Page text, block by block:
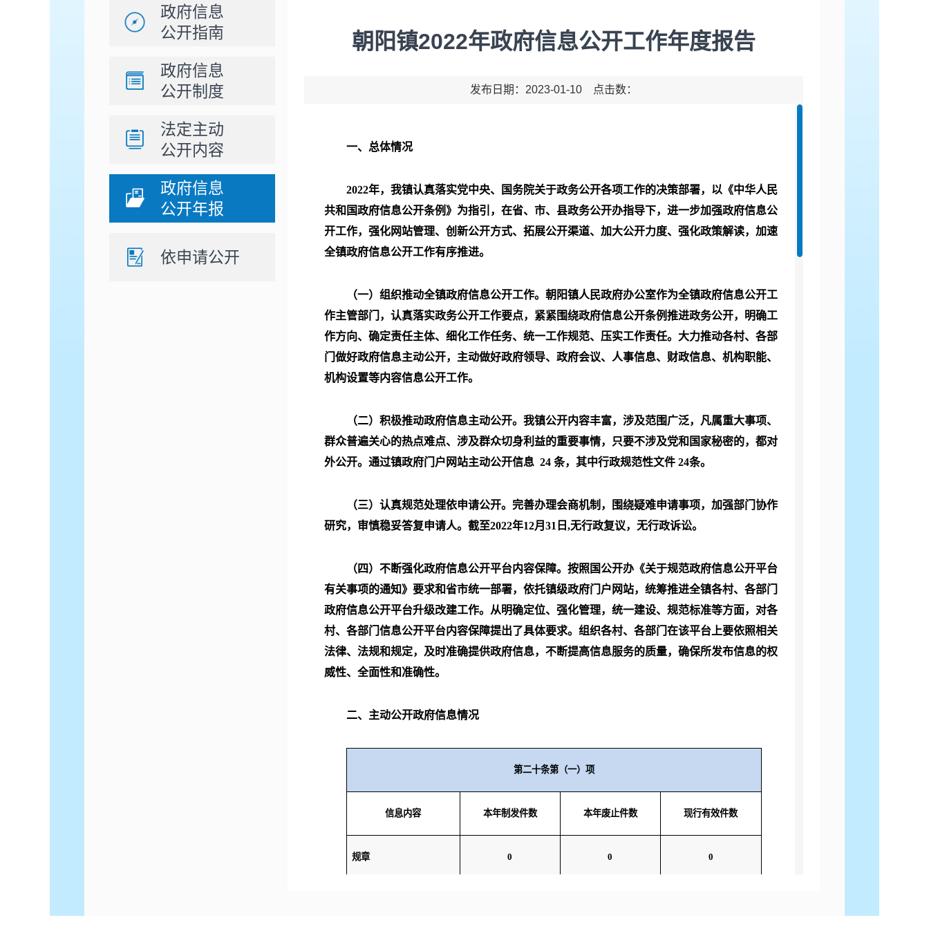
政府信息
公开指南
政府信息
公开制度
法定主动
公开内容
政府信息
公开年报
依申请公开
朝阳镇2022年政府信息公开工作年度报告
发布日期：2023-01-10 点击数：
一、总体情况
2022年，我镇认真落实党中央、国务院关于政务公开各项工作的决策部署，以《中华人民
共和国政府信息公开条例》为指引，在省、市、县政务公开办指导下，进一步加强政府信息公
开工作，强化网站管理、创新公开方式、拓展公开渠道、加大公开力度、强化政策解读，加速
全镇政府信息公开工作有序推进。
（一）组织推动全镇政府信息公开工作。 朝阳镇人民政府办公室作为全镇政府信息公开工
作主管部门，认真落实政务公开工作要点，紧紧围绕政府信息公开条例推进政务公开，明确工
作方向、确定责任主体、细化工作任务、统一工作规范、压实工作责任。大力推动各村、各部
门做好政府信息主动公开，主动做好政府领导、政府会议、人事信息、财政信息、机构职能、
机构设置等内容信息公开工作。
（二）积极推动政府信息主动公开。 我镇公开内容丰富，涉及范围广泛，凡属重大事项、
群众普遍关心的热点难点、涉及群众切身利益的重要事情，只要不涉及党和国家秘密的，都对
外公开。通过镇政府门户网站主动公开信息 24 条，其中行政规范性文件 24条。
（三）认真规范处理依申请公开。 完善办理会商机制，围绕疑难申请事项，加强部门协作
研究，审慎稳妥答复申请人。截至2022年12月 31 日 ,无行政复议，无行政诉讼。
（四）不断强化政府信息公开平台内容保障。 按照国公开办《关于规范政府信息公开平台
有关事项的通知》要求和省市统一部署，依托镇级政府门户网站，统筹推进全镇各村、各部门
政府信息公开平台升级改建工作。从明确定位、强化管理，统一建设、规范标准等方面，对各
村、各部门信息公开平台内容保障提出了具体要求。组织各村、各部门在该平台上要依照相关
法律、法规和规定，及时准确提供政府信息，不断提高信息服务的质量，确保所发布信息的权
威性、全面性和准确性。
二、主动公开政府信息情况
第二十条第（一）项
信息内容 本年制发件数 本年废止件数 现行有效件数
规章 0 0 0